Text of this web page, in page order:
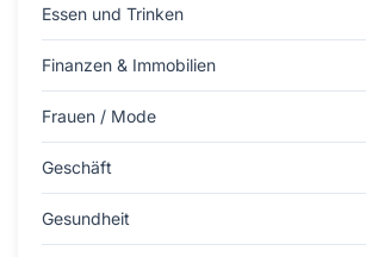
Essen und Trinken
Finanzen & Immobilien
Frauen / Mode
Geschäft
Gesundheit